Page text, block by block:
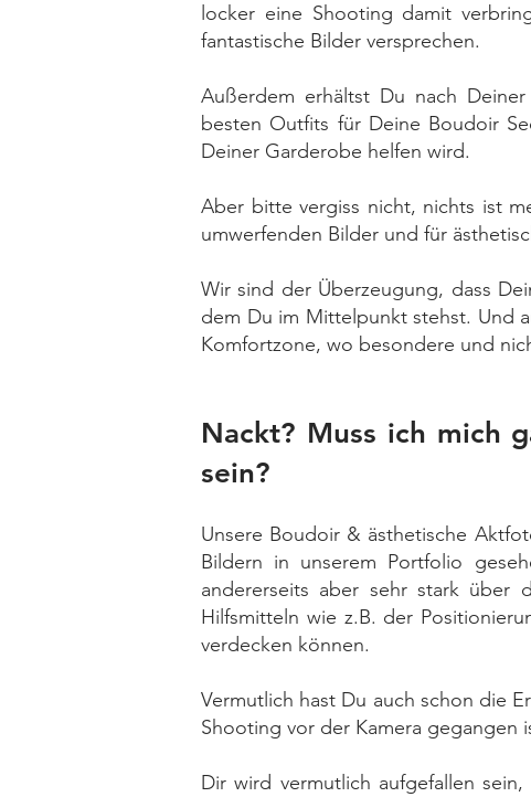
locker eine Shooting damit
fantastische Bilder versprechen.
Außerdem erhältst Du nach
besten Outfits für Deine Boudoir
Deiner Garderobe helfen wird.
Aber bitte vergiss nicht, nichts ist
umwerfenden Bilder und für
Wir sind der Überzeugung, dass
dem Du im Mittelpunkt stehst. Und
Komfortzone, wo besondere und
Nackt? Muss ich mich
sein?
Unsere Boudoir & ästhetische
Bildern in unserem Portfolio
andererseits aber sehr stark über
Hilfsmitteln wie z.B. der
verdecken können.
Vermutlich hast Du auch schon die
Shooting vor der Kamera gegangen
Dir wird vermutlich aufgefallen